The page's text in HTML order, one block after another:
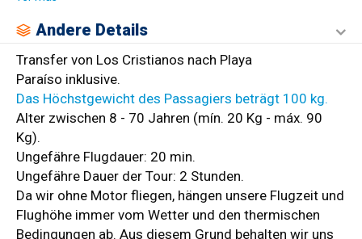
Andere Details
Transfer von Los Cristianos nach Playa
Paraíso inklusive.
Das Höchstgewicht des Passagiers beträgt 100 kg.
Alter zwischen 8 - 70 Jahren (mín. 20 Kg - máx. 90
Kg).
Ungefähre Flugdauer: 20 min.
Ungefähre Dauer der Tour: 2 Stunden.
Da wir ohne Motor fliegen, hängen unsere Flugzeit und
Flughöhe immer vom Wetter und den thermischen
Bedingungen ab. Aus diesem Grund behalten wir uns